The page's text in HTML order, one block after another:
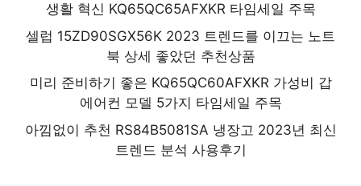
생활 혁신 KQ65QC65AFXKR 타임세일 주목
셀럽 15ZD90SGX56K 2023 트렌드를 이끄는 노트
북 상세 좋았던 추천상품
미리 준비하기 좋은 KQ65QC60AFXKR 가성비 갑
에어컨 모델 5가지 타임세일 주목
아낌없이 추천 RS84B5081SA 냉장고 2023년 최신
트렌드 분석 사용후기